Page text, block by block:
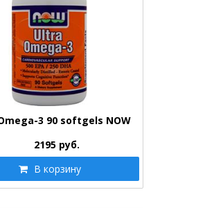
3 90 softgels NOW
2195 руб.
В корзину